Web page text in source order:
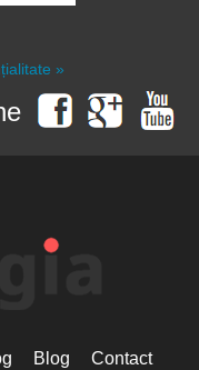
»
Blog Contact